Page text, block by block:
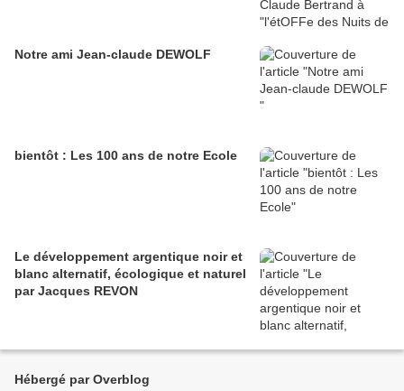
Notre ami Jean-claude DEWOLF
bientôt : Les 100 ans de notre Ecole
Le développement argentique noir et
blanc alternatif, écologique et naturel
par Jacques REVON
Hébergé par Overblog